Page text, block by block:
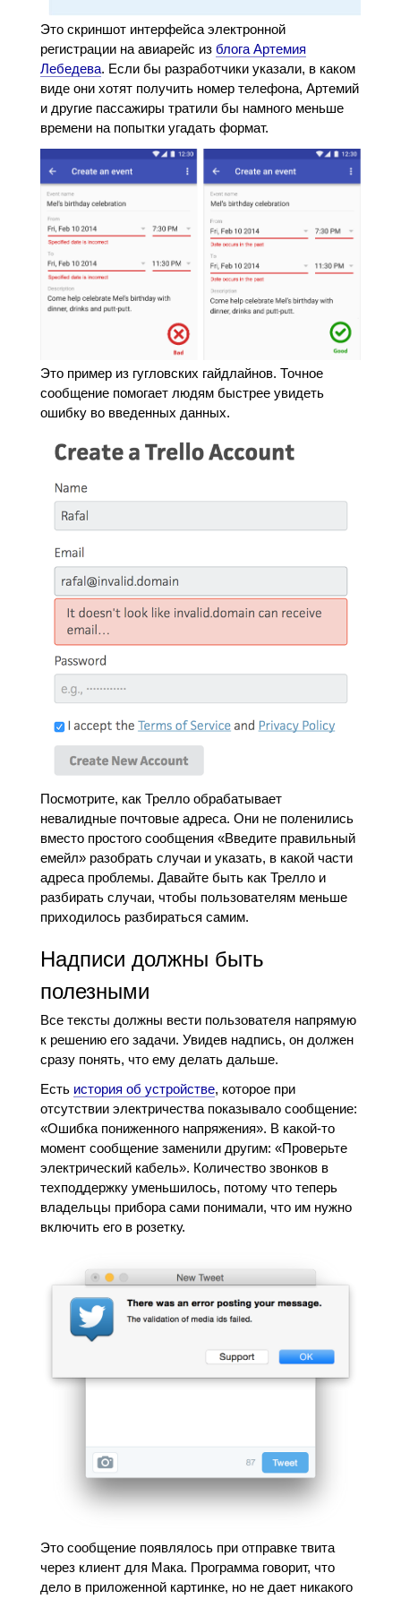
Это скриншот интерфейса электронной
регистрации на авиарейс из блога Артемия
Лебедева. Если бы разработчики указали, в каком
виде они хотят получить номер телефона, Артемий
и другие пассажиры тратили бы намного меньше
времени на попытки угадать формат.
Это пример из гугловских гайдлайнов. Точное
сообщение помогает людям быстрее увидеть
ошибку во введенных данных.
Посмотрите, как Трелло обрабатывает
невалидные почтовые адреса. Они не поленились
вместо простого сообщения «Введите правильный
емейл» разобрать случаи и указать, в какой части
адреса проблемы. Давайте быть как Трелло и
разбирать случаи, чтобы пользователям меньше
приходилось разбираться самим.
Надписи должны быть
полезными
Все тексты должны вести пользователя напрямую
к решению его задачи. Увидев надпись, он должен
сразу понять, что ему делать дальше.
Есть история об устройстве, которое при
отсутствии электричества показывало сообщение:
«Ошибка пониженного напряжения». В какой-то
момент сообщение заменили другим: «Проверьте
электрический кабель». Количество звонков в
техподдержку уменьшилось, потому что теперь
владельцы прибора сами понимали, что им нужно
включить его в розетку.
Это сообщение появлялось при отправке твита
через клиент для Мака. Программа говорит, что
дело в приложенной картинке, но не дает никакого